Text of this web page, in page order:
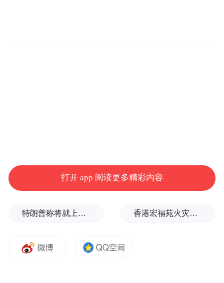
1.提升互联网接入水平，促进互联互通。推
动各国在光缆骨干网、国际海缆等通信基础
尊重各国网络政策的前提下，探索以可接受
中国家和人民共享互联网带来的发展机遇。
打开 app 阅读更多精彩内容
特朗普称将就上诉法院涉白宫宴会厅项目裁决提起上诉 香港宏福苑火灾跨部门调查最终报告：大火或由烟头引起